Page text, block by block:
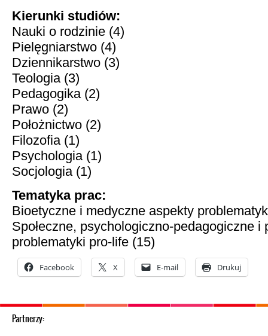
Kierunki studiów:
Nauki o rodzinie (4)
Pielęgniarstwo (4)
Dziennikarstwo (3)
Teologia (3)
Pedagogika (2)
Prawo (2)
Położnictwo (2)
Filozofia (1)
Psychologia (1)
Socjologia (1)
Tematyka prac:
Bioetyczne i medyczne aspekty
Społeczne, psychologiczno-pedagogiczne i
problematyki pro-life (15)
Facebook X E-mail Drukuj
Partnerzy: